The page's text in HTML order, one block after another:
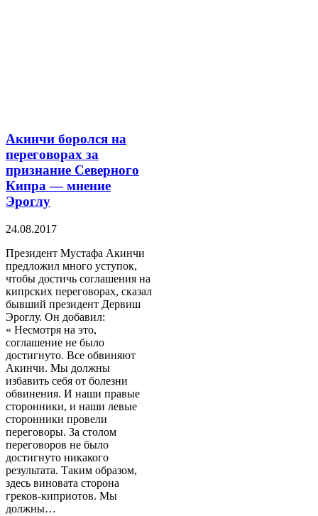
Акинчи боролся на
переговорах за
признание Северного
Кипра — мнение
Эроглу
24.08.2017
Президент Мустафа Акинчи
предложил много уступок,
чтобы достичь соглашения на
кипрских переговорах, сказал
бывший президент Дервиш
Эроглу. Он добавил:
« Несмотря на это,
соглашение не было
достигнуто. Все обвиняют
Акинчи. Мы должны
избавить себя от болезни
обвинения. И наши правые
сторонники, и наши левые
сторонники провели
переговоры. За столом
переговоров не было
достигнуто никакого
результата. Таким образом,
здесь виновата сторона
греков-киприотов. Мы
должны…